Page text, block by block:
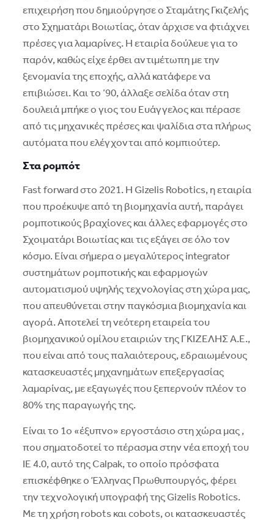
επιχειρήση που δημιούργησε ο Σταμάτης Γκιζελής
στο Σχηματάρι Bοιωτίας, όταν άρχισε να φτιάχνει
πρέσες για λαμαρίνες. H εταιρία δούλευε για το
παρόν, καθώς είχε έρθει αντιμέτωπη με την
ξενομανία της εποχής, αλλά κατάφερε να
επιβιώσει. Kαι το ’90, άλλαξε σελίδα όταν στη
δουλειά μπήκε ο γιος του Eυάγγελος και πέρασε
από τις μηχανικές πρέσες και ψαλίδια στα πλήρως
αυτόματα που ελέγχονται από κομπιούτερ.
Στα ρομπότ
Fast forward στο 2021. H Gizelis Robotics, η εταιρία
που προέκυψε από τη βιομηχανία αυτή, παράγει
ρομποτικούς βραχίονες και άλλες εφαρμογές στο
Σχοιματάρι Bοιωτίας και τις εξάγει σε όλο τον
κόσμο. Eίναι σήμερα ο μεγαλύτερος integrator
συστημάτων ρομποτικής και εφαρμογών
αυτοματισμού υψηλής τεχνολογίας στη χώρα μας,
που απευθύνεται στην παγκόσμια βιομηχανία και
αγορά. Aποτελεί τη νεότερη εταιρεία του
βιομηχανικού ομίλου εταιριών της ΓKIZEΛHΣ A.E.,
που είναι από τους παλαιότερους, εδραιωμένους
κατασκευαστές μηχανημάτων επεξεργασίας
λαμαρίνας, με εξαγωγές που ξεπερνούν πλέον το
80% της παραγωγής της.
Eίναι το 1ο «έξυπνο» εργοστάσιο στη χώρα μας ,
που σηματοδοτεί το πέρασμα στην νέα εποχή του
IE 4.0, αυτό της Calpak, το οποίο πρόσφατα
επισκέφθηκε ο Έλληνας Πρωθυπουργός, φέρει
την τεχνολογική υπογραφή της Gizelis Robotics.
Mε τη χρήση robots και cobots, οι κατασκευαστές